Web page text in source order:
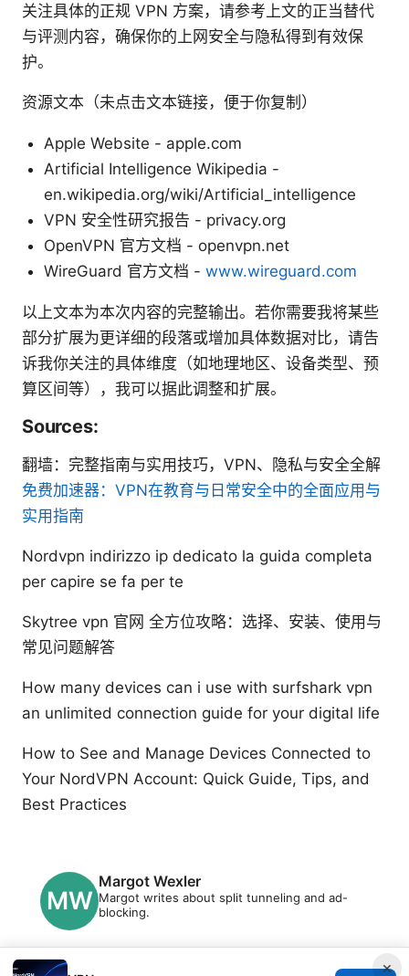
关注具体的正规 VPN 方案，请参考上文的正当替代
与评测内容，确保你的上网安全与隐私得到有效保
护。
资源文本（未点击文本链接，便于你复制）
Apple Website - apple.com
Artificial Intelligence Wikipedia -
en.wikipedia.org/wiki/Artificial_intelligence
VPN 安全性研究报告 - privacy.org
OpenVPN 官方文档 - openvpn.net
WireGuard 官方文档 - www.wireguard.com
以上文本为本次内容的完整输出。若你需要我将某些
部分扩展为更详细的段落或增加具体数据对比，请告
诉我你关注的具体维度（如地理地区、设备类型、预
算区间等），我可以据此调整和扩展。
Sources:
翻墙：完整指南与实用技巧，VPN、隐私与安全全解
免费加速器：VPN在教育与日常安全中的全面应用与
实用指南
Nordvpn indirizzo ip dedicato la guida completa
per capire se fa per te
Skytree vpn 官网 全方位攻略：选择、安装、使用与
常见问题解答
How many devices can i use with surfshark vpn
an unlimited connection guide for your digital life
How to See and Manage Devices Connected to
Your NordVPN Account: Quick Guide, Tips, and
Best Practices
Margot Wexler
Margot writes about split tunneling and ad-
blocking.
×